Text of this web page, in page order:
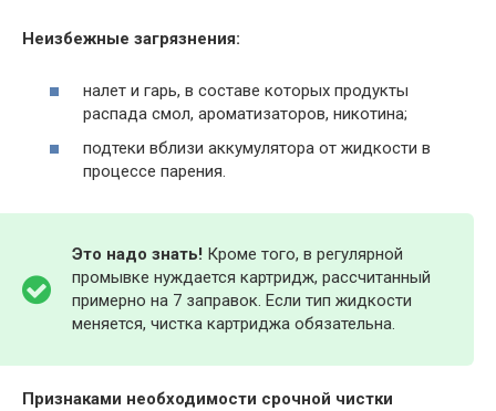
Неизбежные загрязнения:
налет и гарь, в составе которых продукты
распада смол, ароматизаторов, никотина;
подтеки вблизи аккумулятора от жидкости в
процессе парения.
Это надо знать! Кроме того, в регулярной
промывке нуждается картридж, рассчитанный
примерно на 7 заправок. Если тип жидкости
меняется, чистка картриджа обязательна.
Признаками необходимости срочной чистки